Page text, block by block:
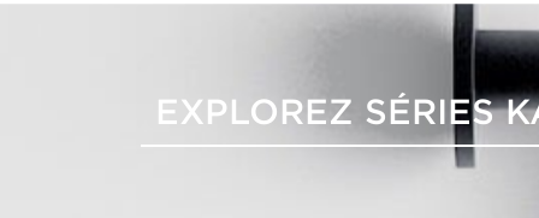
EXPLOREZ SÉRIES